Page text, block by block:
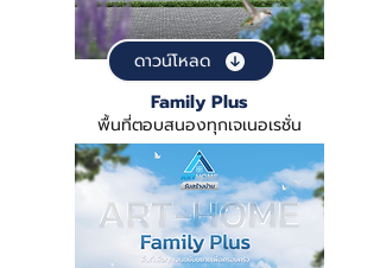
ดาวน์โหลด
Family Plus
พื้นที่ตอบสนองทุกเจเนอเรชั่น